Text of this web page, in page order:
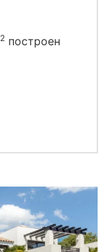
2 построен